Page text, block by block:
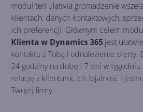
moduł ten ułatwia gromadzenie
klientach: danych kontaktowych,
ich preferencji. Głównym celem
Klienta w Dynamics 365 jest
kontaktu z Tobą i odnalezienie oferty.
24 godziny na dobę i 7 dni w
relację z klientami, ich lojalność i
Twojej firmy.